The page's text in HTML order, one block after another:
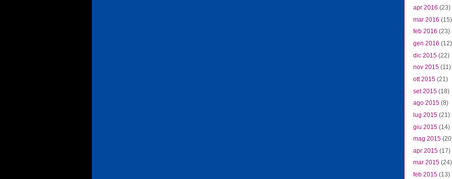
apr 2016 (23)
mar 2016 (15)
feb 2016 (23)
gen 2016 (12)
dic 2015 (22)
nov 2015 (11)
ott 2015 (21)
set 2015 (18)
ago 2015 (8)
lug 2015 (21)
giu 2015 (14)
mag 2015
apr 2015 (17)
mar 2015 (24)
feb 2015 (13)